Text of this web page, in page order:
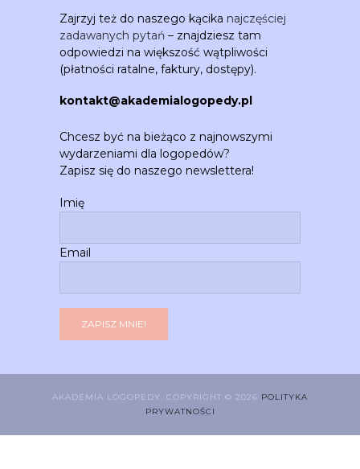
Zajrzyj też do naszego kącika najczęściej
zadawanych pytań – znajdziesz tam
odpowiedzi na większość wątpliwości
(płatności ratalne, faktury, dostępy).
kontakt@akademialogopedy.pl
Chcesz być na bieżąco z najnowszymi
wydarzeniami dla logopedów?
Zapisz się do naszego newslettera!
Imię
Email
AKADEMIA LOGOPEDY. COPYRIGHT © 2026 POLITYKA
PRYWATNOŚCI